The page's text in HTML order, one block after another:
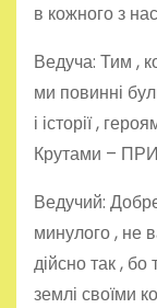
в кожного з
Ведуча: Тим ,
ми повинні
і історії ,
Крутами –
Ведучий:
минулого , не
дійсно так ,
землі своїми